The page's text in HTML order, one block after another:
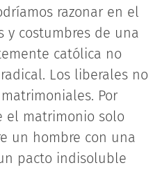
razonar en el
y costumbres de una
católica no
Los liberales no
Por
el matrimonio solo
un hombre con una
pacto indisoluble